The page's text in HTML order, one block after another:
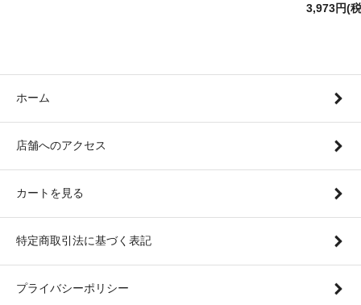
3,973円(
ホーム
店舗へのアクセス
カートを見る
特定商取引法に基づく表記
プライバシーポリシー